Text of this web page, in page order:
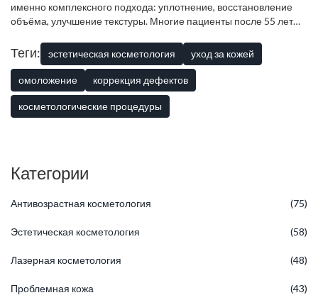
именно комплексного подхода: уплотнение, восстановление
объёма, улучшение текстуры. Многие пациенты после 55 лет
«молодит» - она восстанавливает то, что было утеряно. И это
работает в любом возрасте.
Теги: эстетическая косметология уход за кожей
омоложение коррекция дефектов
косметологические процедуры
Категории
Антивозрастная косметология (75)
Эстетическая косметология (58)
Лазерная косметология (48)
Проблемная кожа (43)